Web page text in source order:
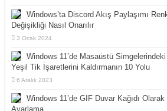
Windows’ta Discord Akış Paylaşımı
Değişikliği Nasıl Onarılır
3 Ocak 2024
Windows 11’de Masaüstü Simgelerindeki
Yeşil Tik İşaretlerini Kaldırmanın 10 Yolu
6 Aralık 2023
Windows 11’de GIF Duvar Kağıdı Olarak
Ayarlama